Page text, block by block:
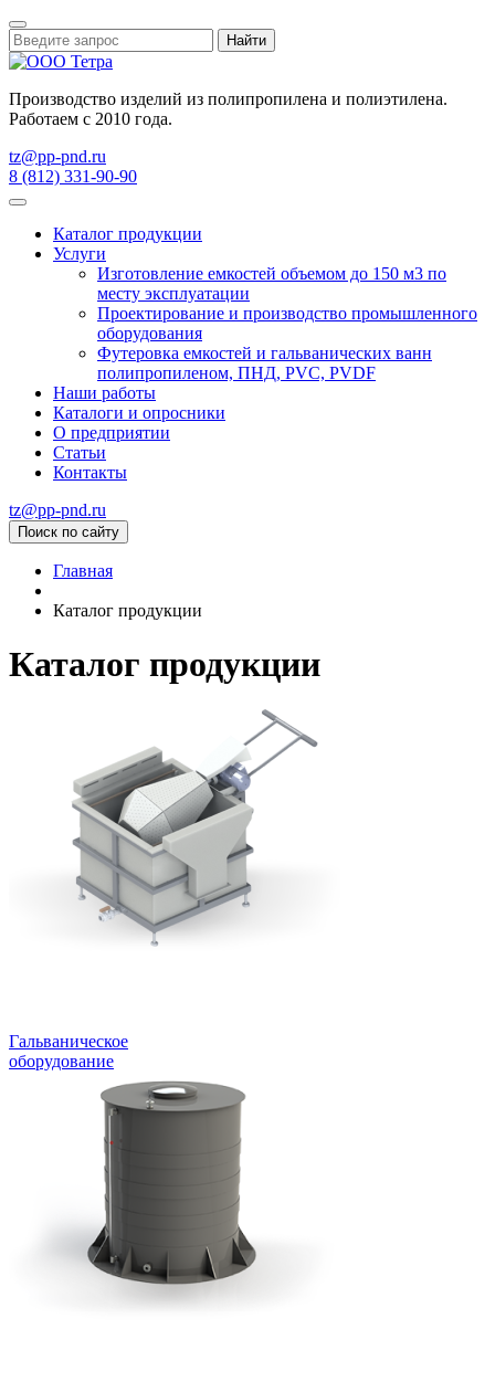
Найти
Производство изделий из полипропилена и полиэтилена.
Работаем с 2010 года.
tz@pp-pnd.ru
8 (812) 331-90-90
Каталог продукции
Услуги
Изготовление емкостей объемом до 150 м3 по
месту эксплуатации
Проектирование и производство промышленного
оборудования
Футеровка емкостей и гальванических ванн
полипропиленом, ПНД, PVC, PVDF
Наши работы
Каталоги и опросники
О предприятии
Статьи
Контакты
tz@pp-pnd.ru
Поиск по сайту
Главная
Каталог продукции
Каталог продукции
Гальваническое
оборудование